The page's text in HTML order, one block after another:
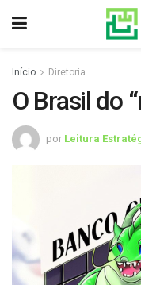
Início Diretoria
O Brasil do
por Leitura